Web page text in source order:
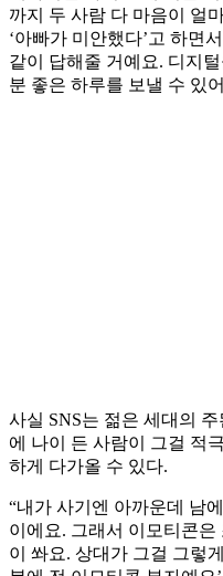
까지 두 사람 다 마음이 얼
‘아빠가 미안했다’고 하면
같이 답해줄 거예요. 디지
분 좋은 하루를 보낼 수 있
사실 SNS는 젊은 세대의
에 나이 든 사람이 그걸 적
하게 다가올 수 있다.
“내가 사기엔 아까운데 남
이에요. 그래서 이모티콘
이 쏴요. 상대가 그걸 그렇